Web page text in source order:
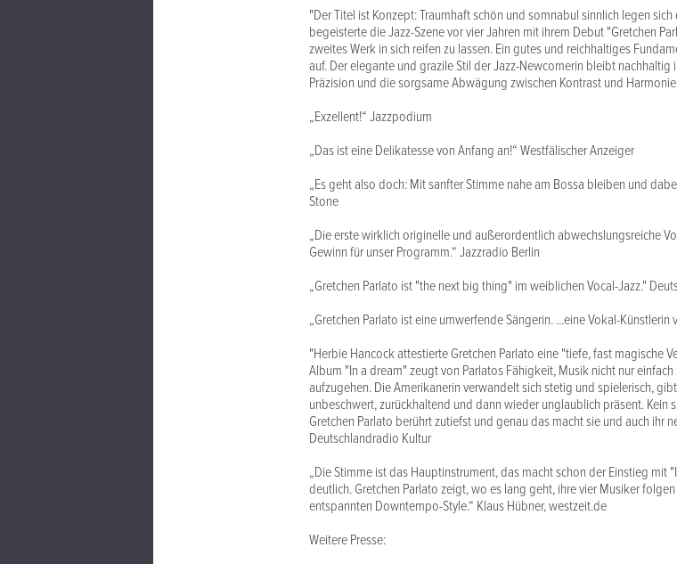
"Der Titel ist Konzept: Traumhaft schön und somnabul sinnlich legen
begeisterte die Jazz-Szene vor vier Jahren mit ihrem Debut "Gretchen
zweites Werk in sich reifen zu lassen. Ein gutes und reichhaltiges
auf. Der elegante und grazile Stil der Jazz-Newcomerin bleibt
Präzision und die sorgsame Abwägung zwischen Kontrast und
„Exzellent!“ Jazzpodium
„Das ist eine Delikatesse von Anfang an!“ Westfälischer Anzeiger
„Es geht also doch: Mit sanfter Stimme nahe am Bossa bleiben und
Stone
„Die erste wirklich originelle und außerordentlich abwechslungsreiche
Gewinn für unser Programm.“ Jazzradio Berlin
„Gretchen Parlato ist "the next big thing" im weiblichen Vocal-Jazz."
„Gretchen Parlato ist eine umwerfende Sängerin. ...eine Vokal-
"Herbie Hancock attestierte Gretchen Parlato eine "tiefe, fast magische
Album "In a dream" zeugt von Parlatos Fähigkeit, Musik nicht nur
aufzugehen. Die Amerikanerin verwandelt sich stetig und spielerisch,
unbeschwert, zurückhaltend und dann wieder unglaublich präsent. Kein
Gretchen Parlato berührt zutiefst und genau das macht sie und auch ihr
Deutschlandradio Kultur
„Die Stimme ist das Hauptinstrument, das macht schon der Einstieg mit
deutlich. Gretchen Parlato zeigt, wo es lang geht, ihre vier Musiker
entspannten Downtempo-Style.“ Klaus Hübner, westzeit.de
Weitere Presse: